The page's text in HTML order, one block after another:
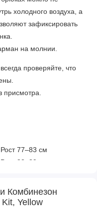
холодного воздуха, а
зафиксировать
на молнии.
проверяйте, что
присмотра.
77–83 см
83–89 см
95–101 см
101-107 см
Комбинезон
Yellow